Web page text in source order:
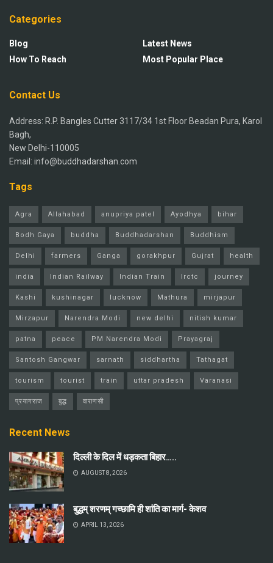
Categories
Blog
How To Reach
Latest News
Most Popular Place
Contact Us
Address: R.P. Bangles Cutter 3117/34 1st Floor Beadan Pura, Karol
Bagh,
New Delhi-110005
Email: info@buddhadarshan.com
Tags
Agra Allahabad anupriya patel Ayodhya bihar
Bodh Gaya buddha Buddhadarshan Buddhism
Delhi farmers Ganga gorakhpur Gujrat health
india Indian Railway Indian Train Irctc journey
Kashi kushinagar lucknow Mathura mirjapur
Mirzapur Narendra Modi new delhi nitish kumar
patna peace PM Narendra Modi Prayagraj
Santosh Gangwar sarnath siddhartha Tathagat
tourism tourist train uttar pradesh Varanasi
प्रयागराज बुद्ध वाराणसी
Recent News
दिल्ली के दिल में धड़कता बिहार…..
AUGUST 8, 2026
बुद्धम् शरणम् गच्छामि ही शांति का मार्ग- केशव
APRIL 13, 2026